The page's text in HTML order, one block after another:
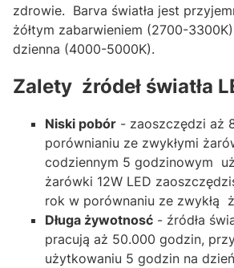
zdrowie. Barva światła jest
żółtym zabarwieniem (2700-3300K)
dzienna (4000-5000K).
Zalety źródeł światła
Niski pobór - zaoszczędzi aż
porównianiu ze zwykłymi
codziennym 5 godzinowym
żarówki 12W LED
rok w porównaniu ze zwykłą
Długa żywotnosć - źródła
pracują aż 50.000 godzin,
użytkowaniu 5 godzin na